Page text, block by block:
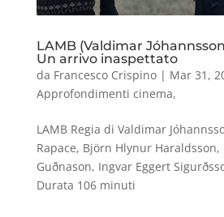
LAMB (Valdimar
Un arrivo inaspettato
da Francesco Crispino| Mar 31,
Approfondimenti cinema,
LAMB Regia di Valdimar
Rapace, Björn Hlynur
Guðnason, Ingvar Eggert
Durata 106 minuti